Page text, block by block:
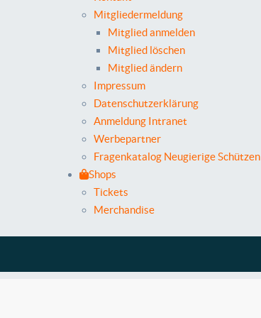
Mitgliedermeldung
Mitglied anmelden
Mitglied löschen
Mitglied ändern
Impressum
Datenschutzerklärung
Anmeldung Intranet
Werbepartner
Fragenkatalog Neugierige Schützen
Shops
Tickets
Merchandise